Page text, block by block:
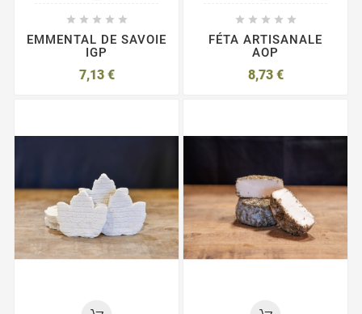
    
EMMENTAL DE SAVOIE
IGP
7,13 €
    
FÉTA ARTISANALE
AOP
8,73 €